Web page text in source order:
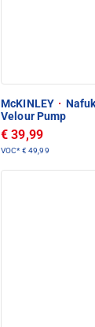
McKINLEY ·
Velour Pump
€ 39,99
VOC* € 49,99